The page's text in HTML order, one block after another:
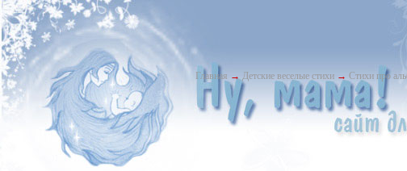
Главная → Детские веселые стихи → Стихи про